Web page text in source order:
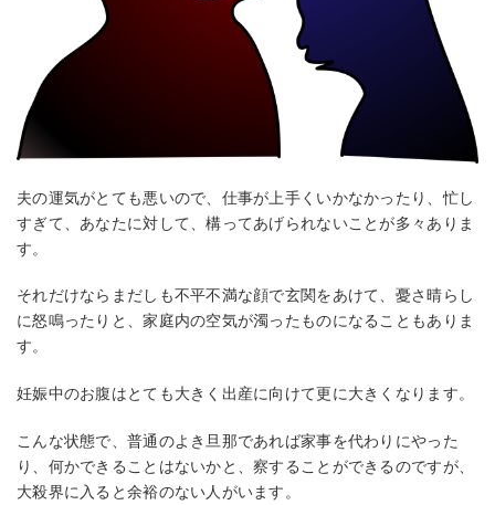
夫の運気がとても悪いので、仕事が上手くいかなかったり、忙し
すぎて、あなたに対して、構ってあげられないことが多々ありま
す。
それだけならまだしも不平不満な顔で玄関をあけて、憂さ晴らし
に怒鳴ったりと、家庭内の空気が濁ったものになることもありま
す。
妊娠中のお腹はとても大きく出産に向けて更に大きくなります。
こんな状態で、普通のよき旦那であれば家事を代わりにやった
り、何かできることはないかと、察することができるのですが、
大殺界に入ると余裕のない人がいます。